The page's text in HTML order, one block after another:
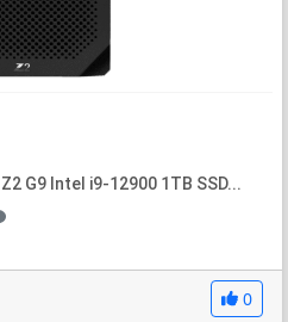
G9 Intel i9-12900 1TB SSD...
0